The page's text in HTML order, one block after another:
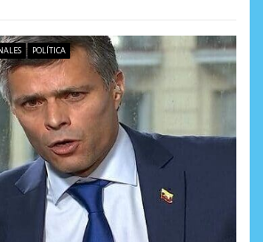
POLÍTICA